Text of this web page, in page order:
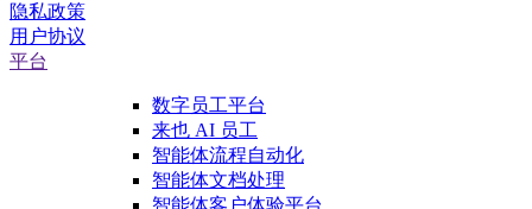
隐私政策
用户协议
平台
数字员工平台
来也 AI 员工
智能体流程自动化
智能体文档处理
智能体客户体验平台